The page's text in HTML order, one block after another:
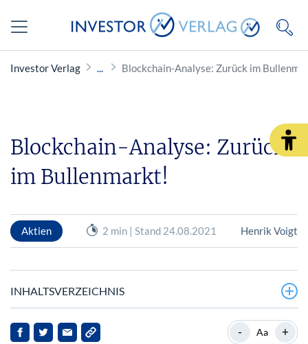
Investor Verlag Blockchain-Analyse: Zurück im
Blockchain-Analyse: Zurück
im Bullenmarkt!
Aktien 2 min | Stand 24.08.2021 Henrik Voigt
INHALTSVERZEICHNIS
Regulierung kommt, Kurse explodieren!
- Aa +